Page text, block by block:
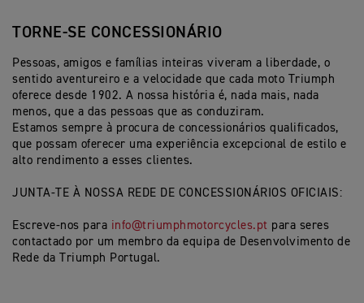
TORNE-SE CONCESSIONÁRIO
Pessoas, amigos e famílias inteiras viveram a liberdade, o
sentido aventureiro e a velocidade que cada moto Triumph
oferece desde 1902. A nossa história é, nada mais, nada
menos, que a das pessoas que as conduziram.
Estamos sempre à procura de concessionários qualificados,
que possam oferecer uma experiência excepcional de estilo e
alto rendimento a esses clientes.
JUNTA-TE À NOSSA REDE DE CONCESSIONÁRIOS OFICIAIS:
Escreve-nos para info@triumphmotorcycles.pt para seres
contactado por um membro da equipa de Desenvolvimento de
Rede da Triumph Portugal.